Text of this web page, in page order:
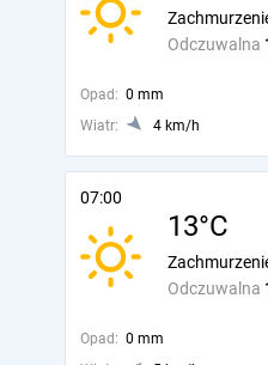
Odczuwalna
Opad: 0 mm
Wiatr:
4 km/h
07:00
13°C
Odczuwalna
Opad: 0 mm